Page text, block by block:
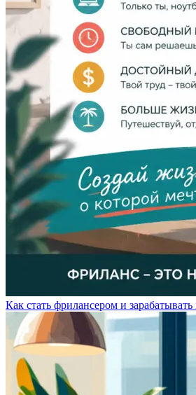
Как стать фрилансером и